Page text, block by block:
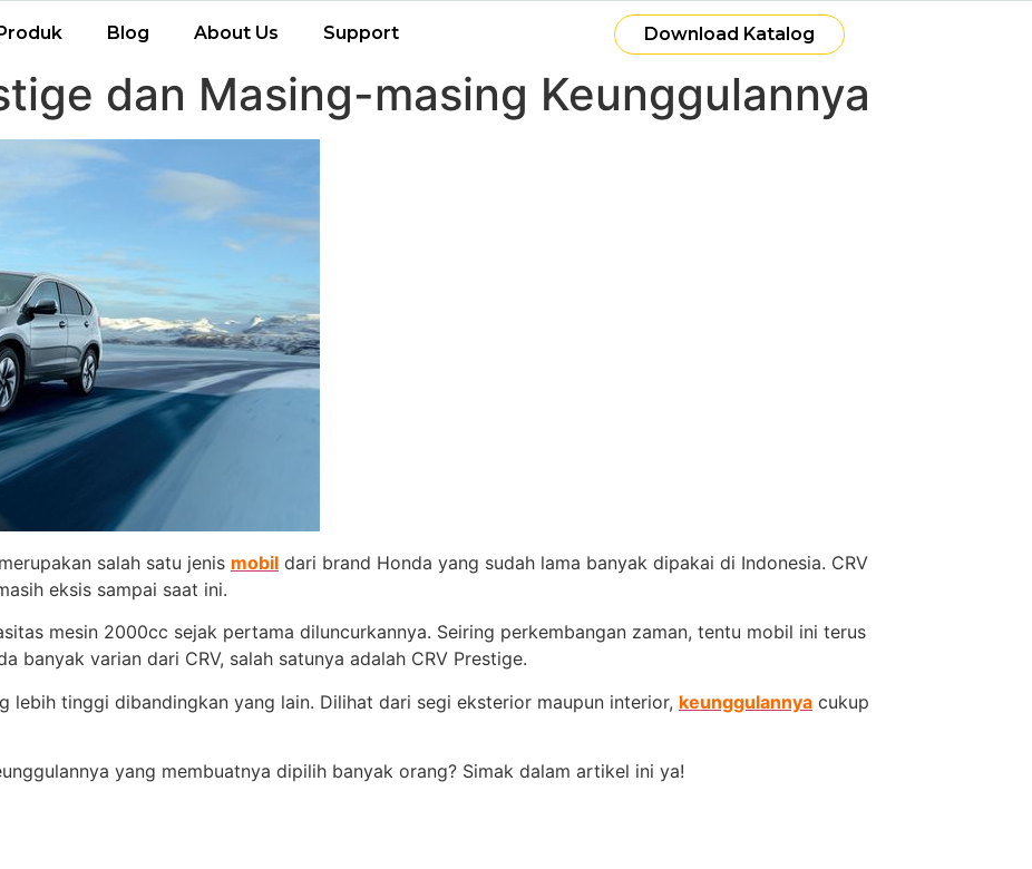
Blog About Us Support Download Katalog
dan Masing-masing Keunggulannya
salah satu jenis mobil dari brand Honda yang sudah lama banyak dipakai di Indonesia. CRV
eksis sampai saat ini.
mesin 2000cc sejak pertama diluncurkannya. Seiring perkembangan zaman, tentu mobil ini terus
banyak varian dari CRV, salah satunya adalah CRV Prestige.
lebih tinggi dibandingkan yang lain. Dilihat dari segi eksterior maupun interior, keunggulannya cukup
yang membuatnya dipilih banyak orang? Simak dalam artikel ini ya!